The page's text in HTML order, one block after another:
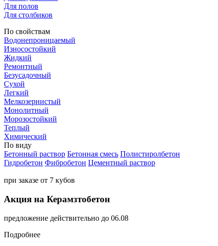
Для полов
Для столбиков
По свойствам
Водонепроницаемый
Износостойкий
Жидкий
Ремонтный
Безусадочный
Сухой
Легкий
Мелкозернистый
Монолитный
Морозостойкий
Теплый
Химический
По виду
Бетонный раствор Бетонная смесь Полистиролбетон
Гидробетон Фибробетон Цементный раствор
при заказе от 7 кубов
Акция на Керамзтобетон
предложение действительно до 06.08
Подробнее